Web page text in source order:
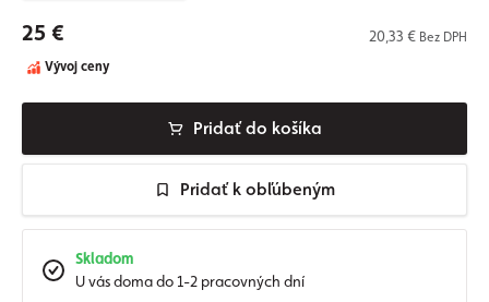
25 € 20,33 € Bez DPH
Vývoj ceny
Pridať do košíka
Pridať k obľúbeným
Skladom
U vás doma do 1-2 pracovných dní